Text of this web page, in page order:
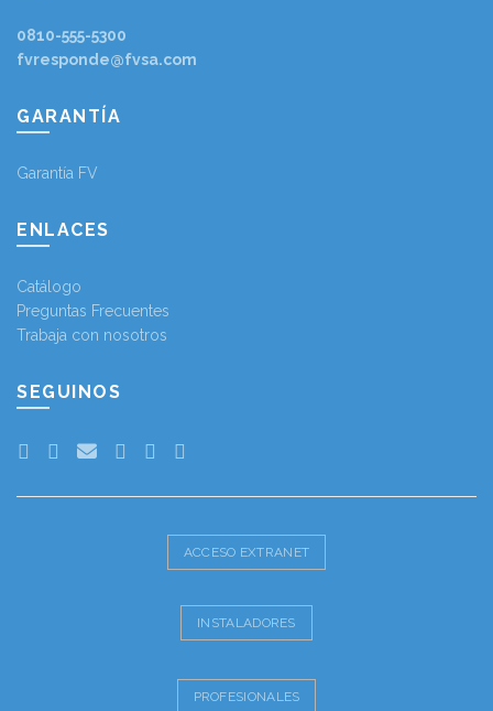
0810-555-5300
fvresponde@fvsa.com
GARANTÍA
Garantía FV
ENLACES
Catálogo
Preguntas Frecuentes
Trabaja con nosotros
SEGUINOS
ACCESO EXTRANET
INSTALADORES
PROFESIONALES